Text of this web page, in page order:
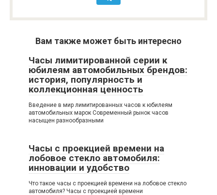
Вам также может быть интересно
Часы лимитированной серии к
юбилеям автомобильных брендов:
история, популярность и
коллекционная ценность
Введение в мир лимитированных часов к юбилеям
автомобильных марок Современный рынок часов
насыщен разнообразными
Часы с проекцией времени на
лобовое стекло автомобиля:
инновации и удобство
Что такое часы с проекцией времени на лобовое стекло
автомобиля? Часы с проекцией времени